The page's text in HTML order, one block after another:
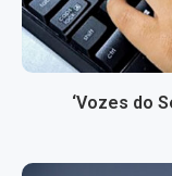
‘Vozes do